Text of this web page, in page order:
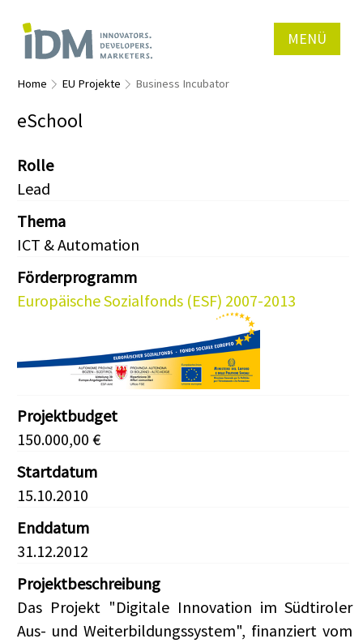
MENÜ
Home EU Projekte Business Incubator
eSchool
Rolle
Lead
Thema
ICT & Automation
Förderprogramm
Europäische Sozialfonds (ESF) 2007-2013
Projektbudget
150.000,00 €
Startdatum
15.10.2010
Enddatum
31.12.2012
Projektbeschreibung
Das Projekt "Digitale Innovation im Südtiroler
Aus- und Weiterbildungssystem", finanziert vom